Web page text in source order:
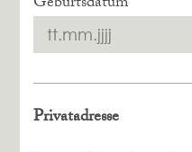
Privatadresse